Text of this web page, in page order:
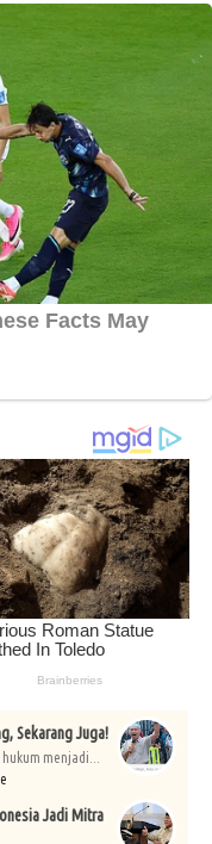
Sekarang Juga!
menjadi...
Jadi Mitra